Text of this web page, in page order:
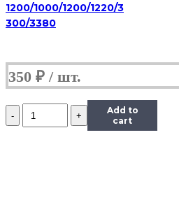
1200/1000/1200/1220/3
300/3380
350 ₽
Количество
Дозирующее
Add to
cart